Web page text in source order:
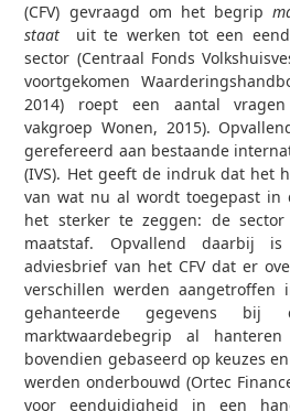
(CFV) gevraagd om het begrip
staat uit te werken tot een
sector (Centraal Fonds
voortgekomen
2014) roept een aantal
vakgroep Wonen, 2015).
gerefereerd aan bestaande
(IVS). Het geeft de indruk dat het
van wat nu al wordt toegepast in
het sterker te zeggen: de sector
maatstaf. Opvallend daarbij
adviesbrief van het CFV dat er
verschillen werden
gehanteerde gegevens bij
marktwaardebegrip al
bovendien gebaseerd op keuzes
werden onderbouwd (Ortec
voor eenduidigheid in een